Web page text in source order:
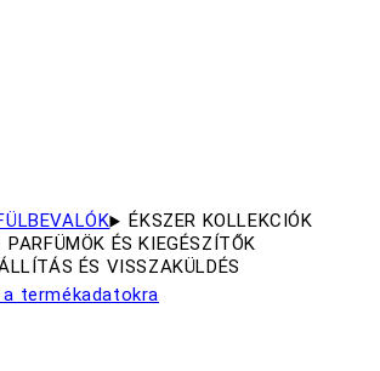
ÉKSZER KOLLEKCIÓK
PARFÜMÖK ÉS KIEGÉSZÍTŐK
ÉS VISSZAKÜLDÉS
termékadatokra